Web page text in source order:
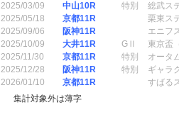
2025/03/09
中山10R 特別
総武ス
2025/05/18
京都11R
栗東ス
2025/09/06
阪神11R
エニフ
2025/10/09
大井11R GⅡ
東京盃
2025/11/30
京都11R 特別
オータ
2025/12/28
阪神11R 特別
ギャラ
2026/01/10
京都11R
すばる
集計対象外は薄字